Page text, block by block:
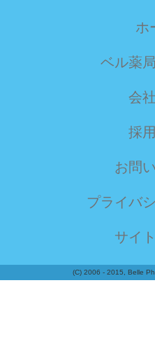
ホ
ベル薬
会
採
お問
プライバ
サイ
(C) 2006 - 2015, Belle